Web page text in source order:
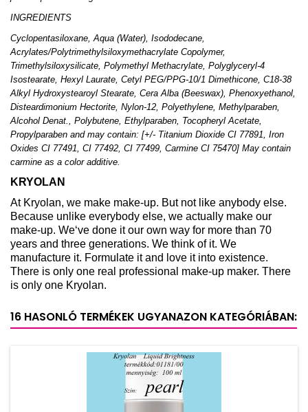
INGREDIENTS
Cyclopentasiloxane, Aqua (Water), Isododecane,
Acrylates/Polytrimethylsiloxymethacrylate Copolymer,
Trimethylsiloxysilicate, Polymethyl Methacrylate, Polyglyceryl-4
Isostearate, Hexyl Laurate, Cetyl PEG/PPG-10/1 Dimethicone, C18-38
Alkyl Hydroxystearoyl Stearate, Cera Alba (Beeswax), Phenoxyethanol,
Disteardimonium Hectorite, Nylon-12, Polyethylene, Methylparaben,
Alcohol Denat., Polybutene, Ethylparaben, Tocopheryl Acetate,
Propylparaben and may contain: [+/- Titanium Dioxide CI 77891, Iron
Oxides CI 77491, CI 77492, CI 77499, Carmine CI 75470] May contain
carmine as a color additive.
KRYOLAN
At Kryolan, we make make-up. But not like anybody else.
Because unlike everybody else, we actually make our
make-up. We‘ve done it our own way for more than 70
years and three generations. We think of it. We
manufacture it. Formulate it and love it into existence.
There is only one real professional make-up maker. There
is only one Kryolan.
16 HASONLÓ TERMÉKEK UGYANAZON KATEGÓRIÁBAN: